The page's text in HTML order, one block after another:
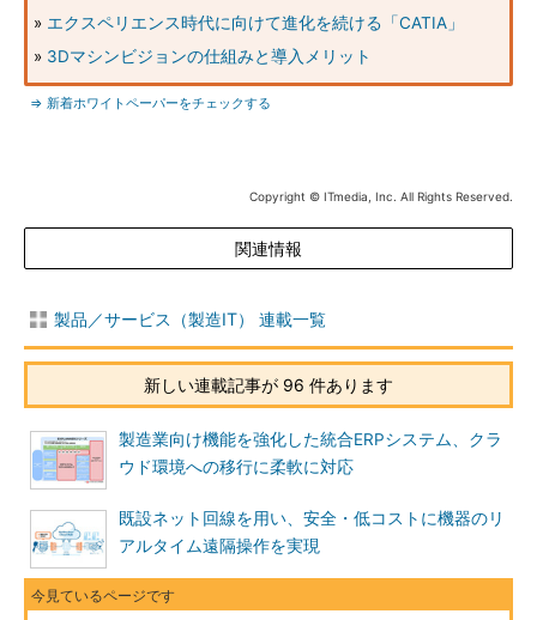
» エクスペリエンス時代に向けて進化を続ける「CATIA」
» 3Dマシンビジョンの仕組みと導入メリット
⇒ 新着ホワイトペーパーをチェックする
Copyright © ITmedia, Inc. All Rights Reserved.
関連情報
製品／サービス（製造IT） 連載一覧
新しい連載記事が 96 件あります
製造業向け機能を強化した統合ERPシステム、クラ
ウド環境への移行に柔軟に対応
既設ネット回線を用い、安全・低コストに機器のリ
アルタイム遠隔操作を実現